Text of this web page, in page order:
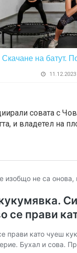
Скачане на батут.
11.12.2023
совата с
и владетел на